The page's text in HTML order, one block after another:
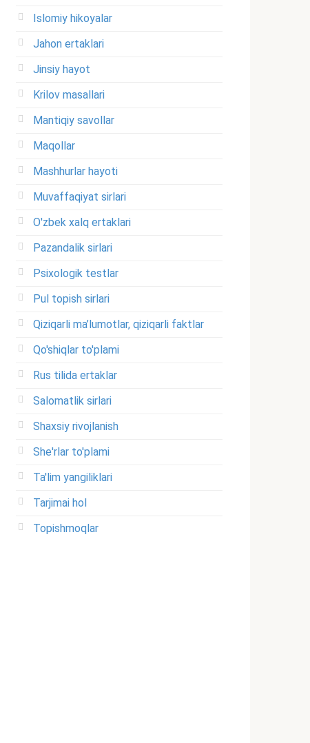
Islomiy hikoyalar
Jahon ertaklari
Jinsiy hayot
Krilov masallari
Mantiqiy savollar
Maqollar
Mashhurlar hayoti
Muvaffaqiyat sirlari
O'zbek xalq ertaklari
Pazandalik sirlari
Psixologik testlar
Pul topish sirlari
Qiziqarli ma’lumotlar, qiziqarli faktlar
Qo'shiqlar to'plami
Rus tilida ertaklar
Salomatlik sirlari
Shaxsiy rivojlanish
She'rlar to'plami
Ta'lim yangiliklari
Tarjimai hol
Topishmoqlar